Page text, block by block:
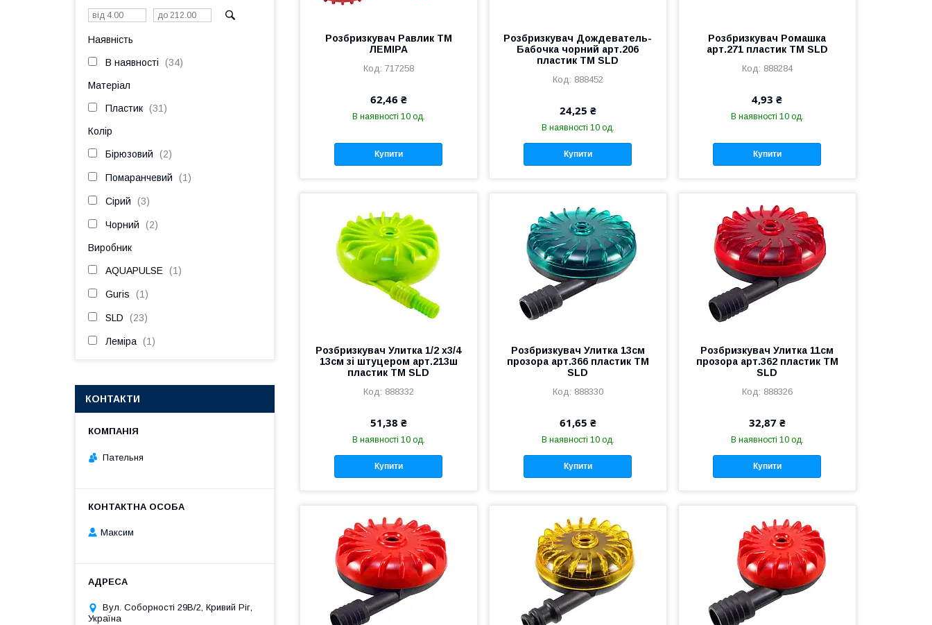
Розбризкувач Равлик ТМ
ЛЕМІРА
717258
62,46 ₴
В наявності 10 од.
Купити
Розбризкувач Дождеватель-
Бабочка чорний арт.206
пластик ТМ SLD
888452
24,25 ₴
В наявності 10 од.
Купити
Розбризкувач Ромашка
арт.271 пластик ТМ SLD
888284
4,93 ₴
В наявності 10 од.
Купити
Розбризкувач Улитка 1/2 x3/4
13см зі штуцером арт.213ш
пластик ТМ SLD
888332
51,38 ₴
В наявності 10 од.
Купити
Розбризкувач Улитка 13см
прозора арт.366 пластик ТМ
SLD
888330
61,65 ₴
В наявності 10 од.
Купити
Розбризкувач Улитка 11см
прозора арт.362 пластик ТМ
SLD
888326
32,87 ₴
В наявності 10 од.
Купити
Наявність
В наявності 34
Матеріал
Пластик 31
Колір
Бірюзовий 2
Помаранчевий 1
Сірий 3
Чорний 2
Виробник
AQUAPULSE 1
Guris 1
SLD 23
Леміра 1
КОНТАКТИ
Пательня
Максим
Вул. Соборності 29В/2, Кривий Ріг,
Україна